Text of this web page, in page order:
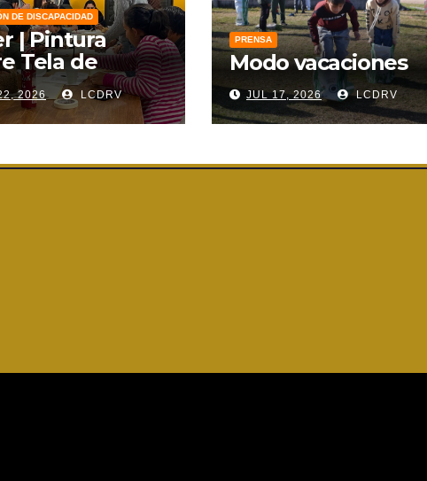
DE DISCAPACIDAD
| Pintura
Tela de
2026 LCDRV
PRENSA
Modo vacaciones
JUL 17, 2026 LCDRV